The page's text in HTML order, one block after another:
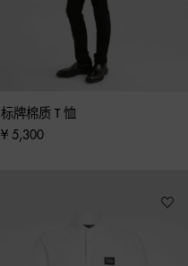
标牌棉质 T 恤
¥ 5,300